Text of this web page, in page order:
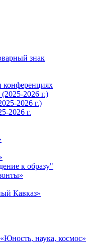
знак
конференциях
2026 г.)
2026 г.)
2026 г.
к образу"
Кавказ»
наука, космос»